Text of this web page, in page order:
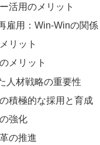
活用のメリット
雇用：Win-Winの関係
リット
メリット
人材戦略の重要性
積極的な採用と育成
強化
の推進